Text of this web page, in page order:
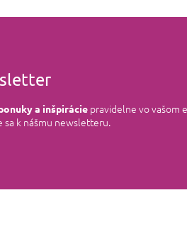
a inšpirácie pravidelne vo vašom
sa k nášmu newsletteru.